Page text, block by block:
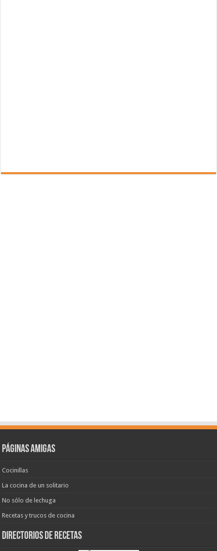
Páginas amigas
Cocinillas
La cocina de un solitario
No sólo de lechuga
Recetas y trucos de cocina
Directorios de recetas